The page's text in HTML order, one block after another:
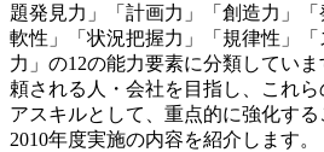
題発見力」「計画力」「創造力」
軟性」「状況把握力」「規律性」
力」の12の能力要素に分類してい
頼される人・会社を目指し、これ
アスキルとして、重点的に強化す
2010年度実施の内容を紹介します。